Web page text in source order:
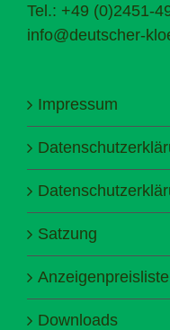
Tel.: +49 (0)2451-
info@deutscher-
Impressum
Satzung
Anzeigenpreisliste
Downloads